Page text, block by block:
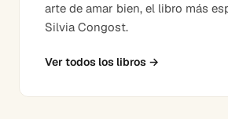
arte de amar bien, el libro más
Silvia Congost.
Ver todos los libros →